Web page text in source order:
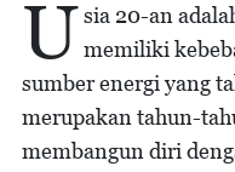
Usia 20-an
memiliki
sumber energi yang
merupakan tahun-
membangun diri